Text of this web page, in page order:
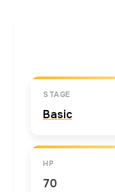
STAGE
Basic
HP
70